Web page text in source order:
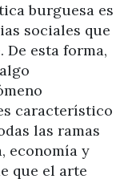
burguesa es
sociales que
esta forma,
característico
las ramas
economía y
que el arte